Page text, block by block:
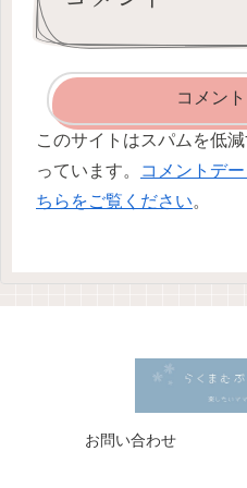
コメン
このサイトはスパムを低
っています。
コメントデ
ちらをご覧ください。
お問い合わせ